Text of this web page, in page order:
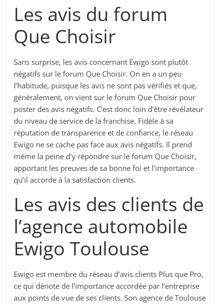
Les avis du forum
Que Choisir
Sans surprise, les avis concernant Ewigo sont plutôt
négatifs sur le forum Que Choisir. On en a un peu
l’habitude, puisque les avis ne sont pas vérifiés et que,
généralement, on vient sur le forum Que Choisir pour
poster des avis négatifs. C’est donc loin d’être révélateur
du niveau de service de la franchise. Fidèle à sa
réputation de transparence et de confiance, le réseau
Ewigo ne se cache pas face aux avis négatifs. Il prend
même la peine d’y répondre sur le forum Que Choisir,
apportant les preuves de sa bonne foi et l’importance
qu’il accorde à la satisfaction clients.
Les avis des clients de
l’agence automobile
Ewigo Toulouse
Ewigo est membre du réseau d’avis clients Plus que Pro,
ce qui dénote de l’importance accordée par l’entreprise
aux points de vue de ses clients. Son agence de Toulouse